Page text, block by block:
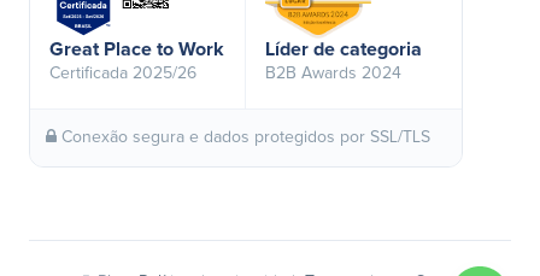
Great Place to Work
Certificada 2025/26
Líder de categoria
B2B Awards 2024
Conexão segura e dados protegidos por SSL/TLS